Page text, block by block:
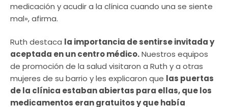
medicación y acudir a la clínica cuando una se siente
mal», afirma.
Ruth destaca la importancia de sentirse invitada y
aceptada en un centro médico.Nuestros equipos
de promoción de la salud visitaron a Ruth y a otras
mujeres de su barrio y les explicaron que las puertas
de la clínica estaban abiertas para ellas, que los
medicamentos eran gratuitos y que había